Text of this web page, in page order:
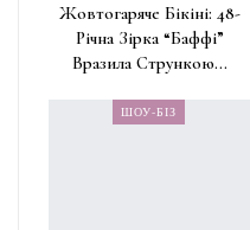
Жовтогаряче Бікіні: 48-
Річна Зірка “Баффі”
Вразила Стрункою…
ШОУ-БІЗ